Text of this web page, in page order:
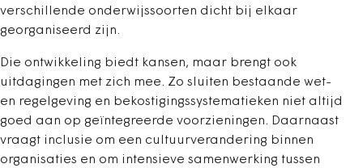
verschillende onderwijssoorten dicht bij elkaar
georganiseerd zijn.
Die ontwikkeling biedt kansen, maar brengt ook
uitdagingen met zich mee. Zo sluiten bestaande wet-
en regelgeving en bekostigingssystematieken niet altijd
goed aan op geïntegreerde voorzieningen. Daarnaast
vraagt inclusie om een cultuurverandering binnen
organisaties en om intensieve samenwerking tussen